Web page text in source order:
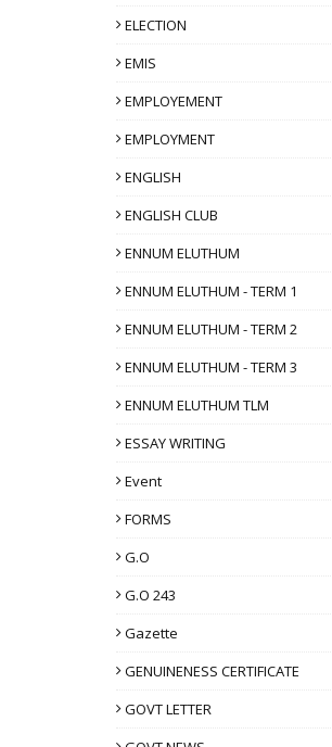
ELECTION
EMIS
EMPLOYEMENT
EMPLOYMENT
ENGLISH
ENGLISH CLUB
ENNUM ELUTHUM
ENNUM ELUTHUM - TERM 1
ENNUM ELUTHUM - TERM 2
ENNUM ELUTHUM - TERM 3
ENNUM ELUTHUM TLM
ESSAY WRITING
Event
FORMS
G.O
G.O 243
Gazette
GENUINENESS CERTIFICATE
GOVT LETTER